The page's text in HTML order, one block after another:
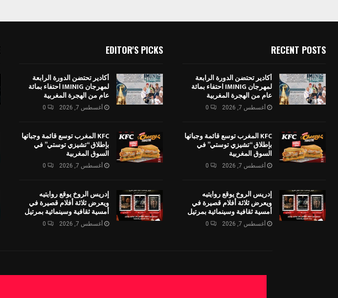
RECENT POSTS
أكادير تحتضن الدورة الرابعة
لمهرجان IMINIG احتفاء بمائة
عام من الهجرة المغربية
أغسطس 7, 2026 0
KFC المغرب توسع قائمة وجباتها
بإطلاق “تشيزي توستي” في
السوق المغربية
أغسطس 7, 2026 0
إدريس الروخ يوقع روايتيه
ويعرض ثلاثة أفلام قصيرة في
أمسية ثقافية وسينمائية بمرتيل
أغسطس 7, 2026 0
EDITOR'S PICKS
أكادير تحتضن الدورة الرابعة
لمهرجان IMINIG احتفاء بمائة
عام من الهجرة المغربية
أغسطس 7, 2026 0
KFC المغرب توسع قائمة وجباتها
بإطلاق “تشيزي توستي” في
السوق المغربية
أغسطس 7, 2026 0
إدريس الروخ يوقع روايتيه
ويعرض ثلاثة أفلام قصيرة في
أمسية ثقافية وسينمائية بمرتيل
أغسطس 7, 2026 0